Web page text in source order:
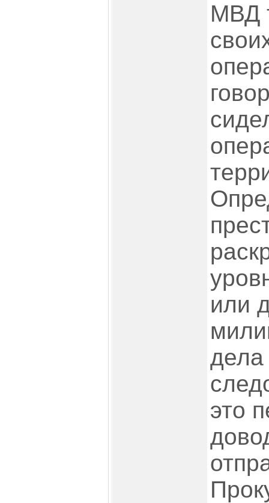
МВД
или
дела
это